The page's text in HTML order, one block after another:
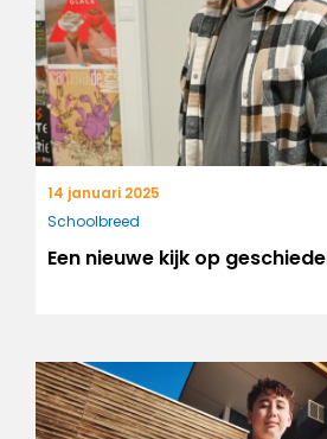
14 januari 2025
Schoolbreed
Een nieuwe kijk op